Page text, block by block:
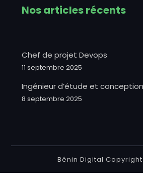
Nos articles récents
Chef de projet Devops
11 septembre 2025
Ingénieur d’étude et
8 septembre 2025
Bénin Digital Copyright